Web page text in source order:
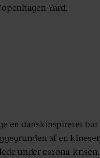
Yard.
en danskinspireret bar
af en
under corona-krisen.